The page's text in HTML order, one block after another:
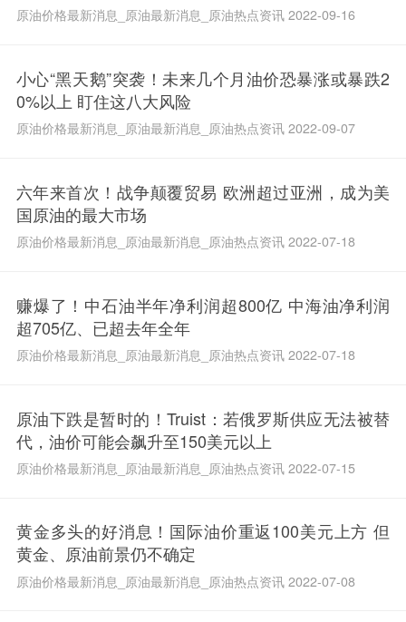
原油价格最新消息_原油最新消息_原油热点资讯 2022-09-16
小心“黑天鹅”突袭！未来几个月油价恐暴涨或暴跌2
0%以上 盯住这八大风险
原油价格最新消息_原油最新消息_原油热点资讯 2022-09-07
六年来首次！战争颠覆贸易 欧洲超过亚洲，成为美
国原油的最大市场
原油价格最新消息_原油最新消息_原油热点资讯 2022-07-18
赚爆了！中石油半年净利润超800亿 中海油净利润
超705亿、已超去年全年
原油价格最新消息_原油最新消息_原油热点资讯 2022-07-18
原油下跌是暂时的！Truist：若俄罗斯供应无法被替
代，油价可能会飙升至150美元以上
原油价格最新消息_原油最新消息_原油热点资讯 2022-07-15
黄金多头的好消息！国际油价重返100美元上方 但
黄金、原油前景仍不确定
原油价格最新消息_原油最新消息_原油热点资讯 2022-07-08